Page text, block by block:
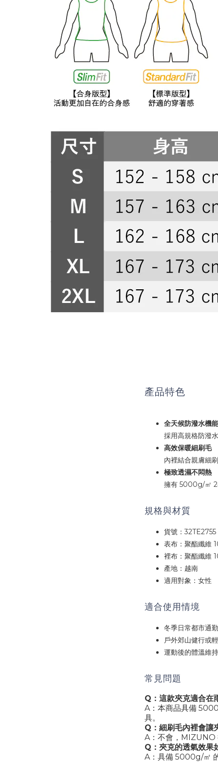
產品特色
全天候防潑水機能
採用高規格防潑
高效保暖細刷毛
內裡結合親膚細
極致透濕不悶熱
擁有 5000g/㎡
規格與材質
貨號：32TE2755
表布：聚酯纖維
裡布：聚酯纖維
產地：越南
適用對象：女性
適合使用情境
冬季日常都市通
戶外郊山健行或
運動後的體溫維
常見問題
Q：這款夾克適合在
A：本商品具備
具。
Q：細刷毛內裡會讓
A：不會，MIZUNO
Q：夾克的透氣效果
A：具備 5000g/㎡